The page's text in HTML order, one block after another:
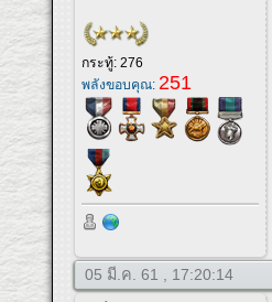
กระทู้: 276
พลังขอบคุณ: 251
05 มี.ค. 61 , 17:20:14